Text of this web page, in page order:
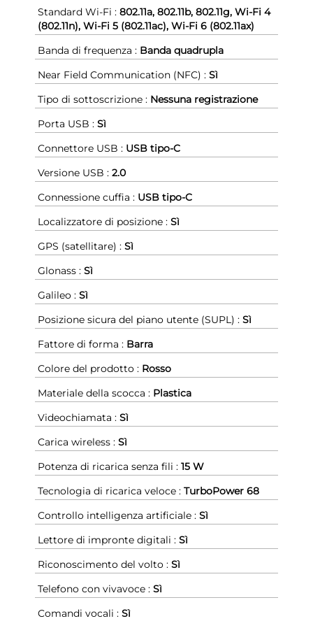
Standard Wi-Fi : 802.11a, 802.11b, 802.11g, Wi-Fi 4
(802.11n), Wi-Fi 5 (802.11ac), Wi-Fi 6 (802.11ax)
Banda di frequenza : Banda quadrupla
Near Field Communication (NFC) : Sì
Tipo di sottoscrizione : Nessuna registrazione
Porta USB : Sì
Connettore USB : USB tipo-C
Versione USB : 2.0
Connessione cuffia : USB tipo-C
Localizzatore di posizione : Sì
GPS (satellitare) : Sì
Glonass : Sì
Galileo : Sì
Posizione sicura del piano utente (SUPL) : Sì
Fattore di forma : Barra
Colore del prodotto : Rosso
Materiale della scocca : Plastica
Videochiamata : Sì
Carica wireless : Sì
Potenza di ricarica senza fili : 15 W
Tecnologia di ricarica veloce : TurboPower 68
Controllo intelligenza artificiale : Sì
Lettore di impronte digitali : Sì
Riconoscimento del volto : Sì
Telefono con vivavoce : Sì
Comandi vocali : Sì